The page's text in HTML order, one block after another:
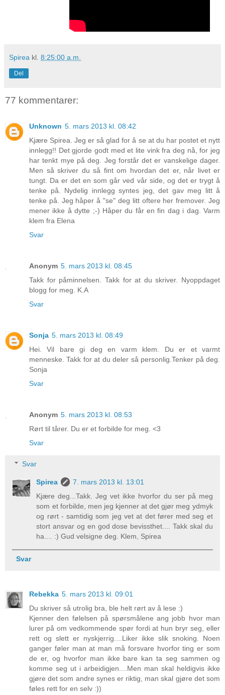
Spirea kl. 8:25:00 a.m.
Del
77 kommentarer:
Unknown 5. mars 2013 kl. 08:42
Kjære Spirea. Jeg er så glad for å se at du har postet et nytt
innlegg!! Det gjorde godt med et lite vink fra deg nå, for jeg
har tenkt mye på deg. Jeg forstår det er vanskelige dager.
Men så skriver du så fint om hvordan det er, når livet er
tungt. Da er det en som går ved vår side, og det er trygt å
tenke på. Nydelig innlegg syntes jeg, det gav meg litt å
tenke på. Jeg håper å "se" deg litt oftere her fremover. Jeg
mener ikke å dytte ;-) Håper du får en fin dag i dag. Varm
klem fra Elena
Svar
Anonym 5. mars 2013 kl. 08:45
Takk for påminnelsen. Takk for at du skriver. Nyoppdaget
blogg for meg. K.A
Svar
Sonja 5. mars 2013 kl. 08:49
Hei. Vil bare gi deg en varm klem. Du er et varmt
menneske. Takk for at du deler så personlig.Tenker på deg.
Sonja
Svar
Anonym 5. mars 2013 kl. 08:53
Rørt til tårer. Du er et forbilde for meg. <3
Svar
Svar
Spirea
7. mars 2013 kl. 13:01
Kjære deg...Takk. Jeg vet ikke hvorfor du ser på meg
som et forbilde, men jeg kjenner at det gjør meg ydmyk
og rørt - samtidig som jeg vet at det fører med seg et
stort ansvar og en god dose bevissthet.... Takk skal du
ha.... :) Gud velsigne deg. Klem, Spirea
Svar
Rebekka 5. mars 2013 kl. 09:01
Du skriver så utrolig bra, ble helt rørt av å lese :)
Kjenner den følelsen på spørsmålene ang jobb hvor man
lurer på om vedkommende spør fordi at hun bryr seg, eller
rett og slett er nyskjerrig....Liker ikke slik snoking. Noen
ganger føler man at man må forsvare hvorfor ting er som
de er, og hvorfor man ikke bare kan ta seg sammen og
komme seg ut i arbeidigjen....Men man skal heldigvis ikke
gjøre det som andre synes er riktig, man skal gjøre det som
føles rett for en selv :))